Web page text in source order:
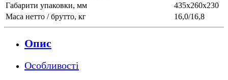
Габарити упаковки, мм
435х260х230
Маса нетто / брутто, кг
16,0/16,8
Опис
Особливості